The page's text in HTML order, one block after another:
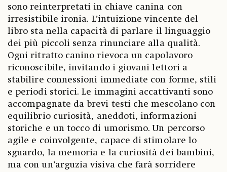
sono reinterpretati in chiave canina con
irresistibile ironia. L’intuizione vincente del
libro sta nella capacità di parlare il linguaggio
dei più piccoli senza rinunciare alla qualità.
Ogni ritratto canino rievoca un capolavoro
riconoscibile, invitando i giovani lettori a
stabilire connessioni immediate con forme, stili
e periodi storici. Le immagini accattivanti sono
accompagnate da brevi testi che mescolano con
equilibrio curiosità, aneddoti, informazioni
storiche e un tocco di umorismo. Un percorso
agile e coinvolgente, capace di stimolare lo
sguardo, la memoria e la curiosità dei bambini,
ma con un’arguzia visiva che farà sorridere